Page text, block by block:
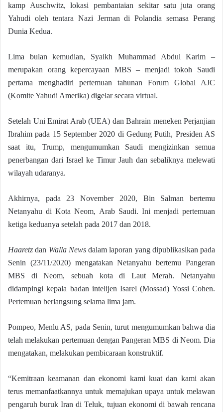
kamp Auschwitz, lokasi pembantaian sekitar satu juta orang
Yahudi oleh tentara Nazi Jerman di Polandia semasa Perang
Dunia Kedua.
Lima bulan kemudian, Syaikh Muhammad Abdul Karim –
merupakan orang kepercayaan MBS – menjadi tokoh Saudi
pertama menghadiri pertemuan tahunan Forum Global AJC
(Komite Yahudi Amerika) digelar secara virtual.
Setelah Uni Emirat Arab (UEA) dan Bahrain meneken Perjanjian
Ibrahim pada 15 September 2020 di Gedung Putih, Presiden AS
saat itu, Trump, mengumumkan Saudi mengizinkan semua
penerbangan dari Israel ke Timur Jauh dan sebaliknya melewati
wilayah udaranya.
Akhirnya, pada 23 November 2020, Bin Salman bertemu
Netanyahu di Kota Neom, Arab Saudi. Ini menjadi pertemuan
ketiga keduanya setelah pada 2017 dan 2018.
Haaretz dan Walla Newsdalam laporan yang dipublikasikan pada
Senin (23/11/2020) mengatakan Netanyahu bertemu Pangeran
MBS di Neom, sebuah kota di Laut Merah. Netanyahu
didampingi kepala badan intelijen Isarel (Mossad) Yossi Cohen.
Pertemuan berlangsung selama lima jam.
Pompeo, Menlu AS, pada Senin, turut mengumumkan bahwa dia
telah melakukan pertemuan dengan Pangeran MBS di Neom. Dia
mengatakan, melakukan pembicaraan konstruktif.
“Kemitraan keamanan dan ekonomi kami kuat dan kami akan
terus memanfaatkannya untuk memajukan upaya untuk melawan
pengaruh buruk Iran di Teluk, tujuan ekonomi di bawah rencana